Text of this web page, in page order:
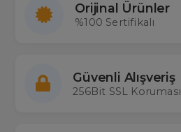
Orijinal Ürünler
%100 Sertifikalı
Güvenli Alışveriş
256Bit SSL Koruması